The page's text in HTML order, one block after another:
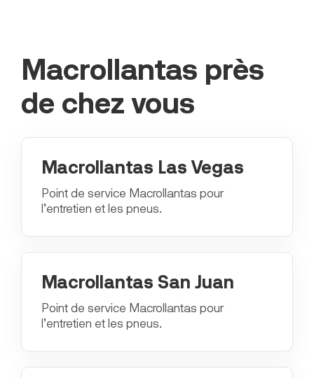
Macrollantas près
de chez vous
Macrollantas Las Vegas
Point de service Macrollantas pour
l’entretien et les pneus.
Macrollantas San Juan
Point de service Macrollantas pour
l’entretien et les pneus.